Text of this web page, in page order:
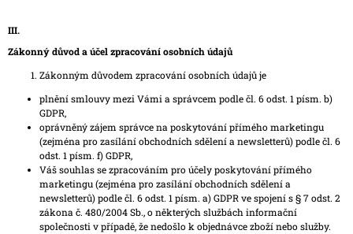
III.
Zákonný důvod a účel zpracování osobních údajů
Zákonným důvodem zpracování osobních údajů je
plnění smlouvy mezi Vámi a správcem podle čl. 6 odst. 1 písm. b)
GDPR,
oprávněný zájem správce na poskytování přímého marketingu
(zejména pro zasílání obchodních sdělení a newsletterů) podle čl. 6
odst. 1 písm. f) GDPR,
Váš souhlas se zpracováním pro účely poskytování přímého
marketingu (zejména pro zasílání obchodních sdělení a
newsletterů) podle čl. 6 odst. 1 písm. a) GDPR ve spojení s § 7 odst. 2
zákona č. 480/2004 Sb., o některých službách informační
společnosti v případě, že nedošlo k objednávce zboží nebo služby.
12-
30
000